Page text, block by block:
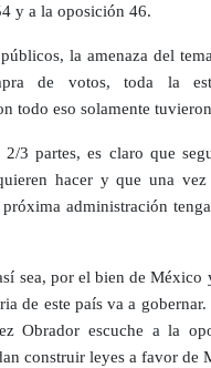
y a la oposición 46.
la amenaza del
de votos, toda la
todo eso solamente
3 partes, es claro que
hacer y que una vez
administración
sea, por el bien de México
de este país va a
Obrador escuche a la
construir leyes a favor de